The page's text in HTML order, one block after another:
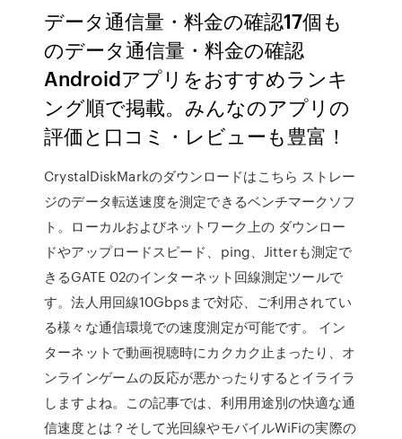
データ通信量・料金の確認17個も
のデータ通信量・料金の確認
Androidアプリをおすすめランキ
ング順で掲載。みんなのアプリの
評価と口コミ・レビューも豊富！
CrystalDiskMarkのダウンロードはこちら ストレー
ジのデータ転送速度を測定できるベンチマークソフ
ト。ローカルおよびネットワーク上の ダウンロー
ドやアップロードスピード、ping、Jitterも測定で
きるGATE 02のインターネット回線測定ツールで
す。法人用回線10Gbpsまで対応、ご利用されてい
る様々な通信環境での速度測定が可能です。 イン
ターネットで動画視聴時にカクカク止まったり、オ
ンラインゲームの反応が悪かったりするとイライラ
しますよね。この記事では、利用用途別の快適な通
信速度とは？そして光回線やモバイルWiFiの実際の